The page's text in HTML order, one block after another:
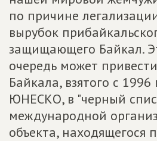
по причине
вырубок
защищающего Байкал.
очередь может
Байкала, взятого с
ЮНЕСКО, в "черный
международной
объекта, находящегося